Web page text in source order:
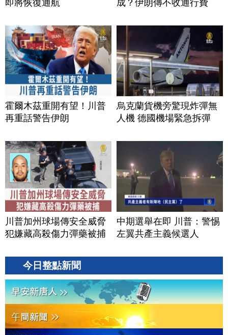
即將恢復通航 成？伊朗傳不收通行費
霍爾木茲重開有望！川普
再重話警告伊朗
烏克蘭貨機旁驚現炸彈無
人機 德國機場緊急拆彈
川普加州球場傳安全威脅
犯嫌藏高殺傷力彈藥被捕
中期選舉在即 川普：警惕
左翼共產主義候選人
今日整點新聞